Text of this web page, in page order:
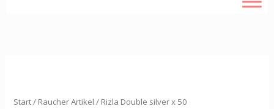
Start/ Raucher Artikel / Rizla Double silver x 50
silver